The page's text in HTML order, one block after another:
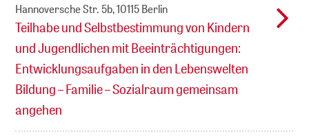
Hannoversche Str. 5b, 10115 Berlin
Teilhabe und Selbstbestimmung von Kindern
und Jugendlichen mit Beeinträchtigungen:
Entwicklungsaufgaben in den Lebenswelten
Bildung – Familie – Sozialraum gemeinsam
angehen